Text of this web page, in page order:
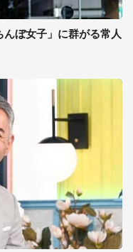
ぼ女子」に群がる常人